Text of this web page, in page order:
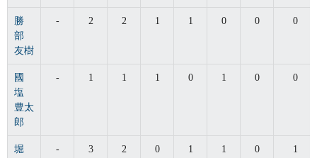
勝
部
友樹
- 2 2 1 1 0 0 0
國
塩
豊太
郎
- 1 1 1 0 1 0 0
堀
- 3 2 0 1 1 0 1